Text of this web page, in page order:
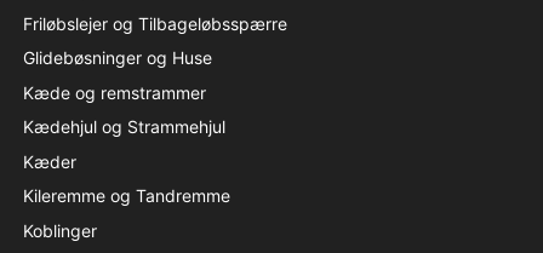
Friløbslejer og Tilbageløbsspærre
Glidebøsninger og Huse
Kæde og remstrammer
Kædehjul og Strammehjul
Kæder
Kileremme og Tandremme
Koblinger